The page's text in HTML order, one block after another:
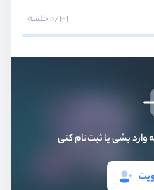
0/31 جلسه
وارد بشی یا ثبت‌نام کنی